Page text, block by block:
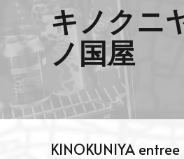
キノクニ
ノ国屋
KINOKUNIYA